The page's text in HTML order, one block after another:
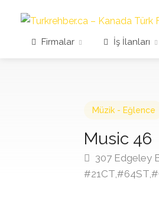
Firmalar İş İlanları
Müzik - Eğlence
Music 46
307 Edgeley